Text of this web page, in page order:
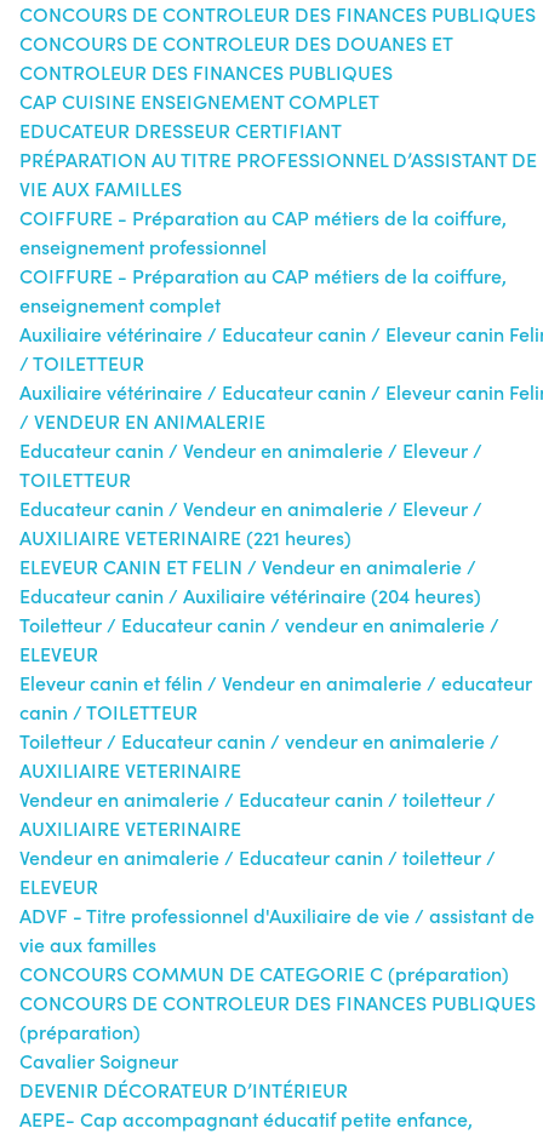
CONCOURS DE CONTROLEUR DES FINANCES PUBLIQUES
CONCOURS DE CONTROLEUR DES DOUANES ET
CONTROLEUR DES FINANCES PUBLIQUES
CAP CUISINE ENSEIGNEMENT COMPLET
EDUCATEUR DRESSEUR CERTIFIANT
PRÉPARATION AU TITRE PROFESSIONNEL D’ASSISTANT DE
VIE AUX FAMILLES
COIFFURE - Préparation au CAP métiers de la coiffure,
enseignement professionnel
COIFFURE - Préparation au CAP métiers de la coiffure,
enseignement complet
Auxiliaire vétérinaire / Educateur canin / Eleveur canin
/ TOILETTEUR
Auxiliaire vétérinaire / Educateur canin / Eleveur canin
/ VENDEUR EN ANIMALERIE
Educateur canin / Vendeur en animalerie / Eleveur /
TOILETTEUR
Educateur canin / Vendeur en animalerie / Eleveur /
AUXILIAIRE VETERINAIRE (221 heures)
ELEVEUR CANIN ET FELIN / Vendeur en animalerie /
Educateur canin / Auxiliaire vétérinaire (204 heures)
Toiletteur / Educateur canin / vendeur en animalerie /
ELEVEUR
Eleveur canin et félin / Vendeur en animalerie / educateur
canin / TOILETTEUR
Toiletteur / Educateur canin / vendeur en animalerie /
AUXILIAIRE VETERINAIRE
Vendeur en animalerie / Educateur canin / toiletteur /
AUXILIAIRE VETERINAIRE
Vendeur en animalerie / Educateur canin / toiletteur /
ELEVEUR
ADVF - Titre professionnel d'Auxiliaire de vie / assistant de
vie aux familles
CONCOURS COMMUN DE CATEGORIE C (préparation)
CONCOURS DE CONTROLEUR DES FINANCES PUBLIQUES
(préparation)
Cavalier Soigneur
DEVENIR DÉCORATEUR D’INTÉRIEUR
AEPE- Cap accompagnant éducatif petite enfance,